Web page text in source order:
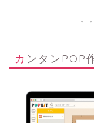
カンタン